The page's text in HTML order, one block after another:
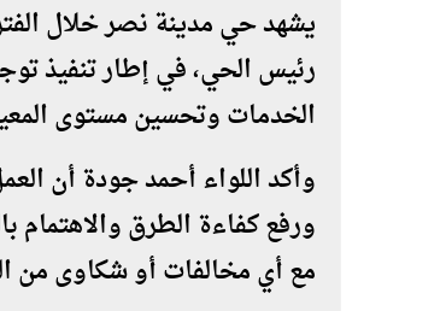
يشهد حي مدينة نصر خلال
رئيس الحي، في إطار تنفيذ
الخدمات وتحسين مستوى
وأكد اللواء أحمد جودة أن
ورفع كفاءة الطرق والاهتمام
مع أي مخالفات أو شكاوى من